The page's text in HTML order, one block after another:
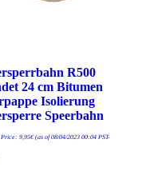
R500
24 cm Bitumen
Isolierung
Speerbahn
Price: 9,95€(as of 08/04/2023 00:04 PST-